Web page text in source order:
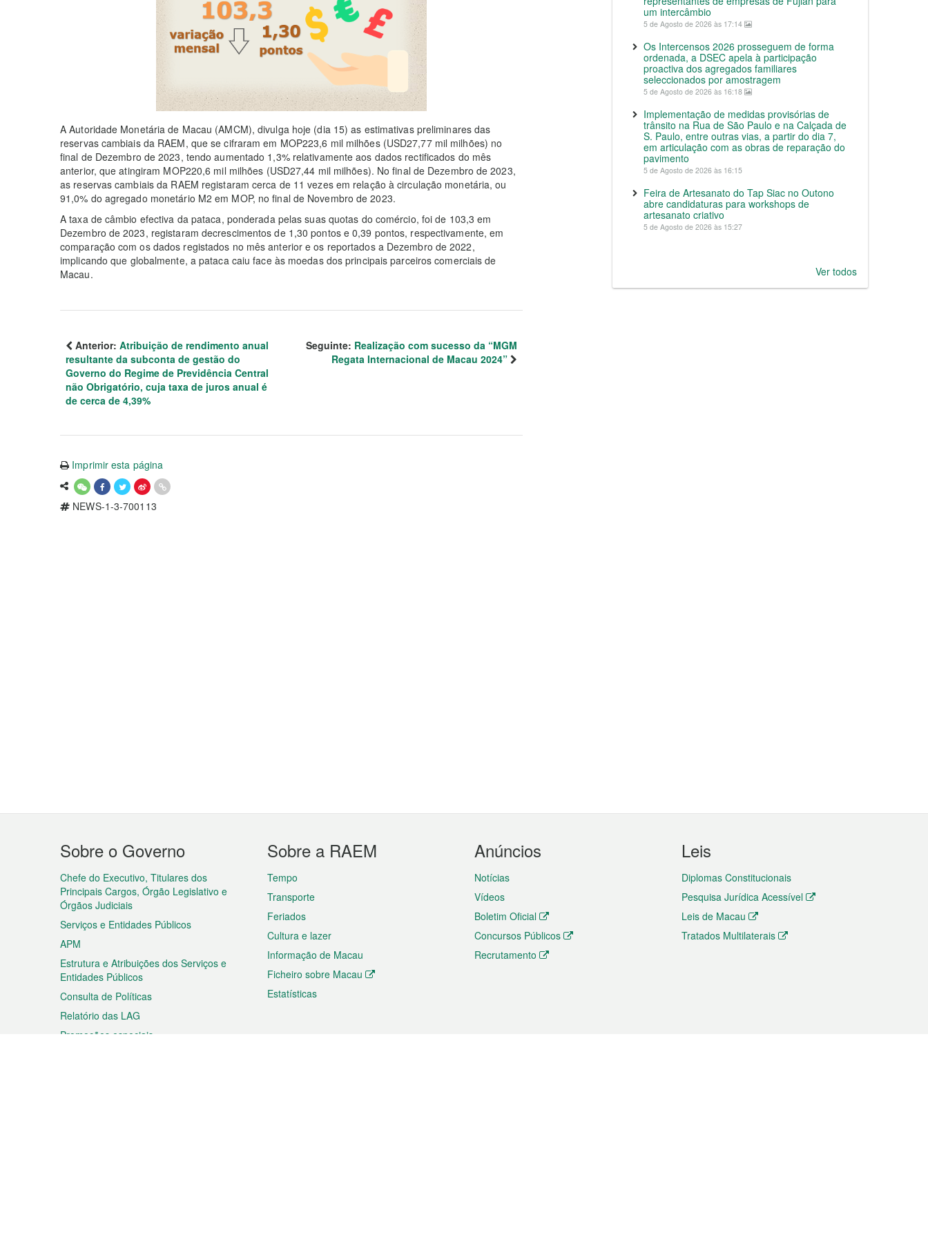
A Autoridade Monetária de Macau (AMCM), divulga hoje (dia 15) as estimativas preliminares das
reservas cambiais da RAEM, que se cifraram em MOP223,6 mil milhões (USD27,77 mil milhões) no
final de Dezembro de 2023, tendo aumentado 1,3% relativamente aos dados rectificados do mês
anterior, que atingiram MOP220,6 mil milhões (USD27,44 mil milhões). No final de Dezembro de 2023,
as reservas cambiais da RAEM registaram cerca de 11 vezes em relação à circulação monetária, ou
91,0% do agregado monetário M2 em MOP, no final de Novembro de 2023.
A taxa de câmbio efectiva da pataca, ponderada pelas suas quotas do comércio, foi de 103,3 em
Dezembro de 2023, registaram decrescimentos de 1,30 pontos e 0,39 pontos, respectivamente, em
comparação com os dados registados no mês anterior e os reportados a Dezembro de 2022,
implicando que globalmente, a pataca caiu face às moedas dos principais parceiros comerciais de
Macau.
Anterior: Atribuição de rendimento anual
resultante da subconta de gestão do
Governo do Regime de Previdência Central
não Obrigatório, cuja taxa de juros anual é
de cerca de 4,39%
Seguinte: Realização com sucesso da “MGM
Regata Internacional de Macau 2024”
Imprimir esta página
NEWS-1-3-700113
um intercâmbio
5 de Agosto de 2026 às 17:14
Os Intercensos 2026 prosseguem de forma
ordenada, a DSEC apela à participação
proactiva dos agregados familiares
seleccionados por amostragem
5 de Agosto de 2026 às 16:18
Implementação de medidas provisórias de
trânsito na Rua de São Paulo e na Calçada de
S. Paulo, entre outras vias, a partir do dia 7,
em articulação com as obras de reparação do
pavimento
5 de Agosto de 2026 às 16:15
Feira de Artesanato do Tap Siac no Outono
abre candidaturas para workshops de
artesanato criativo
5 de Agosto de 2026 às 15:27
Ver todos
Menu
do
rodapé
Sobre o Governo
Chefe do Executivo, Titulares dos
Principais Cargos, Órgão Legislativo e
Órgãos Judiciais
Serviços e Entidades Públicos
APM
Estrutura e Atribuições dos Serviços e
Entidades Públicos
Consulta de Políticas
Relatório das LAG
Promoções especiais
Sobre a RAEM
Tempo
Transporte
Feriados
Cultura e lazer
Informação de Macau
Ficheiro sobre Macau
Estatísticas
Anúncios
Notícias
Vídeos
Boletim Oficial
Concursos Públicos
Recrutamento
Leis
Diplomas Constitucionais
Pesquisa Jurídica Acessível
Leis de Macau
Tratados Multilaterais